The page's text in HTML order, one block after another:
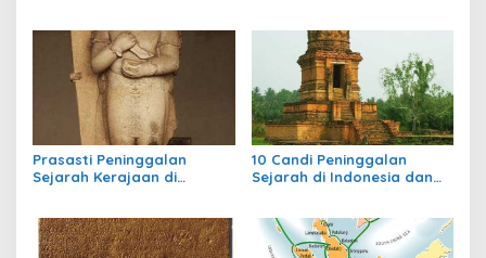
Prasasti Peninggalan
Sejarah Kerajaan di
10 Candi Peninggalan
Sejarah di Indonesia dan